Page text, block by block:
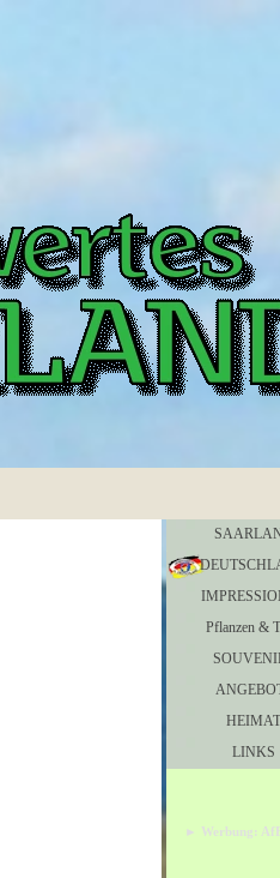
Pflanzen &
HEIMAT
LINKS
► Werbung: